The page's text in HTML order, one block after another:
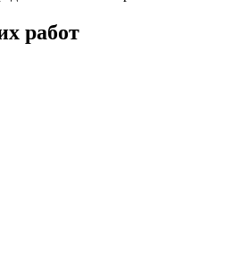
работ